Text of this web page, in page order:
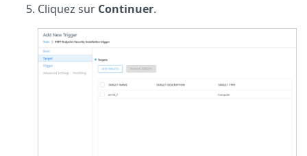
Cliquez sur Continuer.